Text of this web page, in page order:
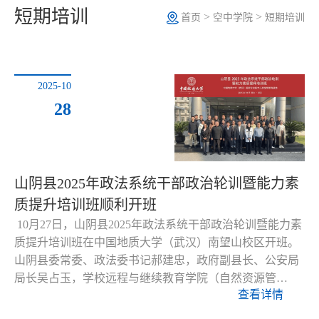
短期培训 首页 > 空中学院 > 短期培训
2025-10
28
山阴县2025年政法系统干部政治轮训暨能力素
质提升培训班顺利开班
10月27日，山阴县2025年政法系统干部政治轮训暨能力素
质提升培训班在中国地质大学（武汉）南望山校区开班。
山阴县委常委、政法委书记郝建忠，政府副县长、公安局
局长吴占玉，学校远程与继续教育学院（自然资源管…
查看详情